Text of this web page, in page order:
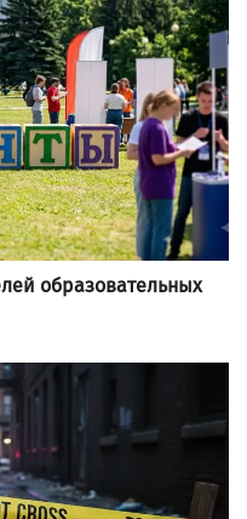
образовательных